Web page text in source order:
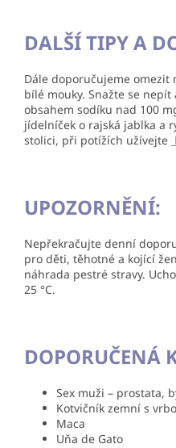
DALŠÍ TIPY A
Dále doporučujeme omezit
bílé mouky. Snažte se
obsahem sodíku nad 100
jídelníček o rajská jablka a
stolici, při potížích užívejte
UPOZORNĚNÍ:
Nepřekračujte denní
pro děti, těhotné a kojící
náhrada pestré stravy.
25 °C.
DOPORUČENÁ
Sex muži – prostata,
Kotvičník zemní s
Maca
Uňa de Gato